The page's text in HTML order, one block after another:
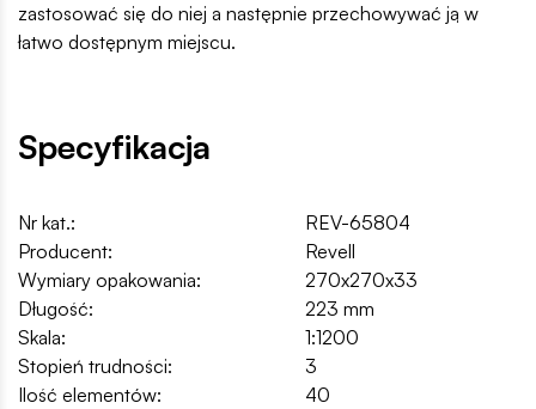
zastosować się do niej a następnie przechowywać ją w
łatwo dostępnym miejscu.
Specyfikacja
Nr kat.:
REV-65804
Producent:
Revell
Wymiary opakowania:
270x270x33
Długość:
223 mm
Skala:
1:1200
Stopień trudności:
3
Ilość elementów:
40